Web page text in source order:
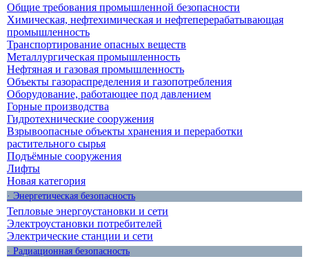
Общие требования промышленной безопасности
Химическая, нефтехимическая и нефтеперерабатывающая
промышленность
Транспортирование опасных веществ
Металлургическая промышленность
Нефтяная и газовая промышленность
Объекты газораспределения и газопотребления
Оборудование, работающее под давлением
Горные производства
Гидротехнические сооружения
Взрывоопасные объекты хранения и переработки
растительного сырья
Подъёмные сооружения
Лифты
Новая категория
· Энергетическая безопасность
Тепловые энергоустановки и сети
Электроустановки потребителей
Электрические станции и сети
· Радиационная безопасность